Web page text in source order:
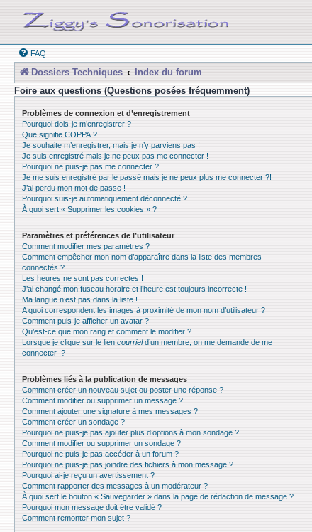
FAQ
Dossiers Techniques
Index du forum
Foire aux questions (Questions posées fréquemment)
Problèmes de connexion et d’enregistrement
Pourquoi dois-je m’enregistrer ?
Que signifie COPPA ?
Je souhaite m’enregistrer, mais je n’y parviens pas !
Je suis enregistré mais je ne peux pas me connecter !
Pourquoi ne puis-je pas me connecter ?
Je me suis enregistré par le passé mais je ne peux plus me connecter ?!
J’ai perdu mon mot de passe !
Pourquoi suis-je automatiquement déconnecté ?
À quoi sert « Supprimer les cookies » ?
Paramètres et préférences de l’utilisateur
Comment modifier mes paramètres ?
Comment empêcher mon nom d’apparaître dans la liste des membres
connectés ?
Les heures ne sont pas correctes !
J’ai changé mon fuseau horaire et l’heure est toujours incorrecte !
Ma langue n’est pas dans la liste !
A quoi correspondent les images à proximité de mon nom d’utilisateur ?
Comment puis-je afficher un avatar ?
Qu’est-ce que mon rang et comment le modifier ?
Lorsque je clique sur le lien courrield’un membre, on me demande de me
connecter !?
Problèmes liés à la publication de messages
Comment créer un nouveau sujet ou poster une réponse ?
Comment modifier ou supprimer un message ?
Comment ajouter une signature à mes messages ?
Comment créer un sondage ?
Pourquoi ne puis-je pas ajouter plus d’options à mon sondage ?
Comment modifier ou supprimer un sondage ?
Pourquoi ne puis-je pas accéder à un forum ?
Pourquoi ne puis-je pas joindre des fichiers à mon message ?
Pourquoi ai-je reçu un avertissement ?
Comment rapporter des messages à un modérateur ?
À quoi sert le bouton « Sauvegarder » dans la page de rédaction de message ?
Pourquoi mon message doit être validé ?
Comment remonter mon sujet ?